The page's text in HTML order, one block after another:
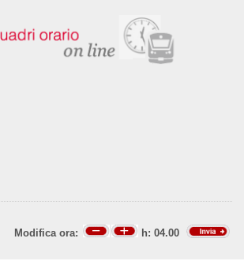
Modifica ora: h: 04.00